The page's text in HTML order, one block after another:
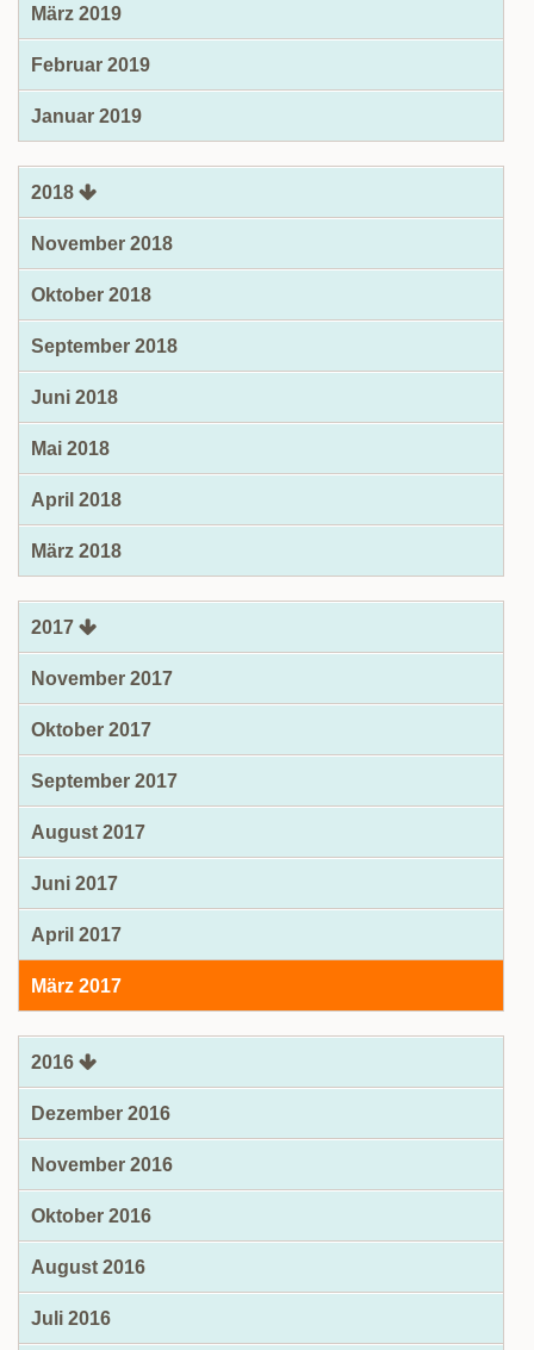
März 2019
Februar 2019
Januar 2019
2018
November 2018
Oktober 2018
September 2018
Juni 2018
Mai 2018
April 2018
März 2018
2017
November 2017
Oktober 2017
September 2017
August 2017
Juni 2017
April 2017
März 2017
2016
Dezember 2016
November 2016
Oktober 2016
August 2016
Juli 2016